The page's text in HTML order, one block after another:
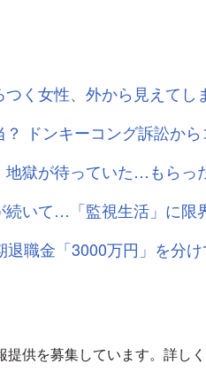
く女性、外から見えてし
？ ドンキーコング訴訟か
獄が待っていた…もらっ
いて…「監視生活」に限
職金「3000万円」を分け
供を募集しています。詳し